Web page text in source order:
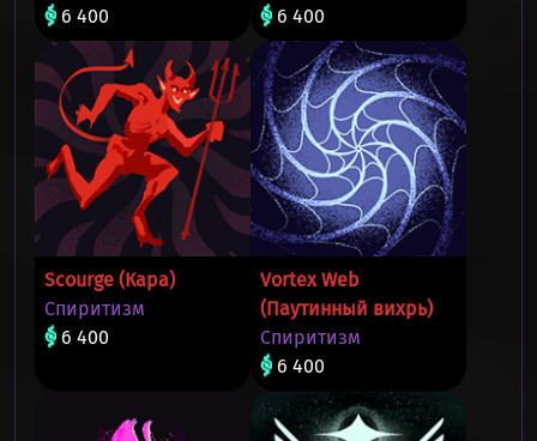
6 400
6 400
Scourge (Кара)
Спиритизм
6 400
Vortex Web
(Паутинный вихрь)
Спиритизм
6 400